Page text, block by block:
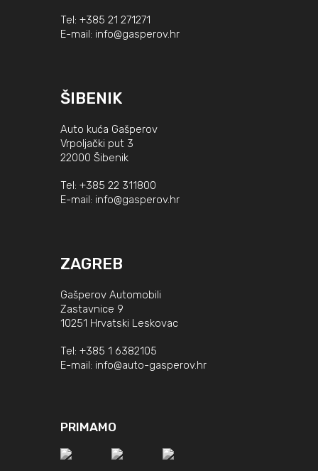
Tel: +385 21 271271
E-mail: info@gasperov.hr
ŠIBENIK
Auto kuća Gašperov
Vrpoljački put 3
22000 Šibenik
Tel: +385 22 311800
E-mail: info@gasperov.hr
ZAGREB
Gašperov Automobili
Zastavnice 9
10251 Hrvatski Leskovac
Tel: +385 1 6382105
E-mail: info@auto-gasperov.hr
PRIMAMO